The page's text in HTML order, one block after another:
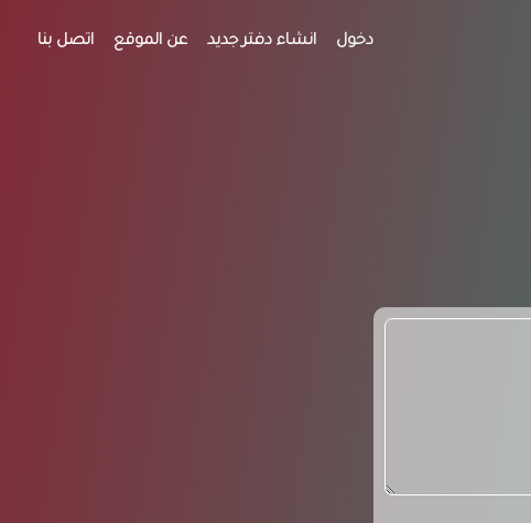
دخول انشاء دفتر جديد عن الموقع اتصل بنا